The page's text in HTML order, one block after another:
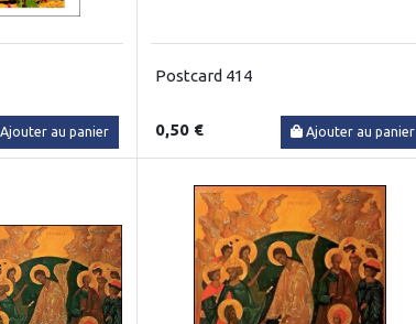
Ajouter au panier
Postcard 414
0,50 € Ajouter au panier